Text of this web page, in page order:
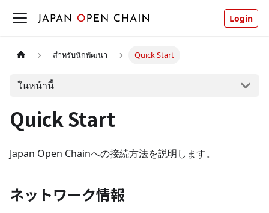
Login
สำหรับนักพัฒนา Quick Start
ในหน้านี้
Quick Start
Japan Open Chainへの接続方法を説明します。
ネットワーク情報